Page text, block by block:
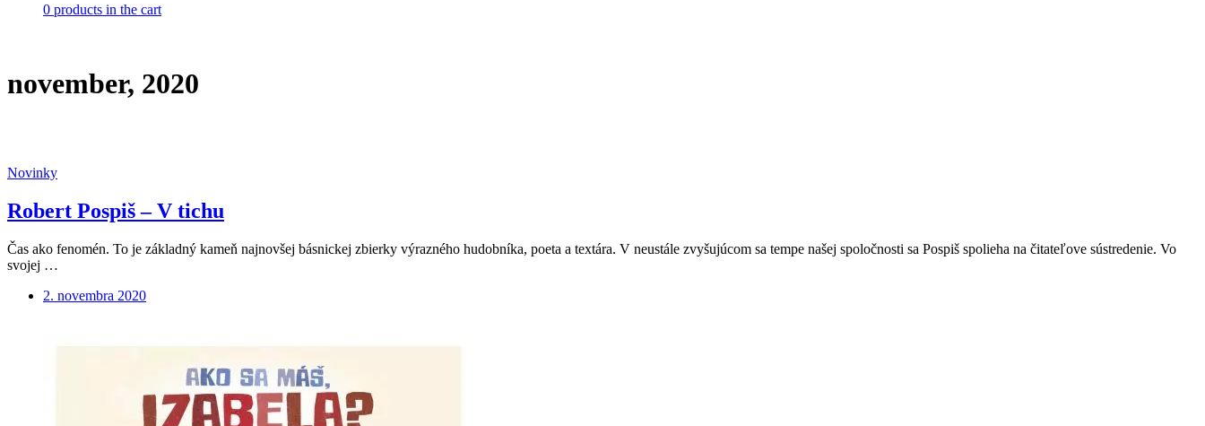
0 products in the cart
november, 2020
Novinky
Robert Pospiš – V tichu
Čas ako fenomén. To je základný kameň najnovšej básnickej zbierky výrazného hudobníka, poeta a textára. V neustále zvyšujúcom sa tempe našej spoločnosti sa Pospiš spolieha na čitateľove sústredenie. Vo
svojej …
2. novembra 2020